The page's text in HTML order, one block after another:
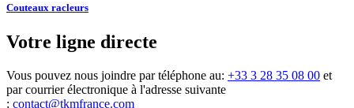
Couteaux racleurs
Votre ligne directe
Vous pouvez nous joindre par téléphone au: +33 3 28 35 08 00 et
par courrier électronique à l'adresse suivante
: contact@tkmfrance.com